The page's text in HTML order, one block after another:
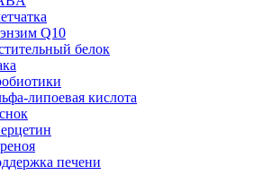
Q10
белок
липоевая кислота
печени